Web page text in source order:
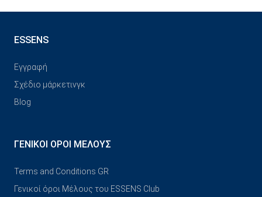
ESSENS
Εγγραφή
Σχέδιο μάρκετινγκ
Blog
ΓΕΝΙΚΟΊ ΌΡΟΙ ΜΈΛΟΥΣ
Terms and Conditions GR
Γενικοί όροι Μέλους του ESSENS Club